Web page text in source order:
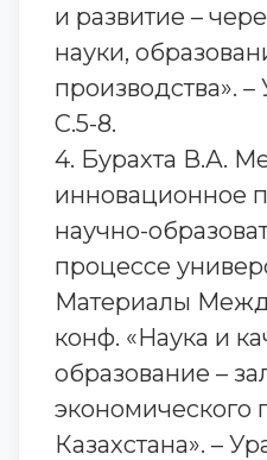
и развитие –
науки,
производства». –
С.5-8.
4. Бурахта В.А.
инновационное
научно-
процессе
Материалы
конф. «Наука и
образование –
экономического
Казахстана». –